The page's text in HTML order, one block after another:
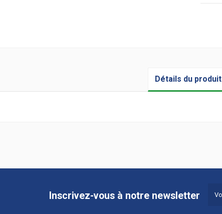
Détails du produit
Inscrivez-vous à notre newsletter